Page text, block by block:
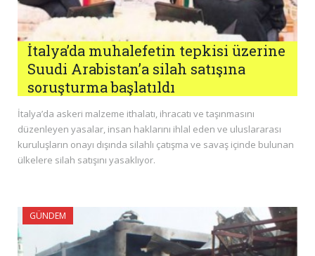
İtalya’da muhalefetin tepkisi üzerine
Suudi Arabistan’a silah satışına
soruşturma başlatıldı
İtalya’da askeri malzeme ithalatı, ihracatı ve taşınmasını
düzenleyen yasalar, insan haklarını ihlal eden ve uluslararası
kuruluşların onayı dışında silahlı çatışma ve savaş içinde bulunan
ülkelere silah satışını yasaklıyor.
GÜNDEM